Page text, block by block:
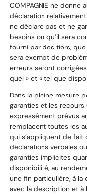
COMPAGNIE ne donne
déclaration relativement
ne déclare pas et ne
besoins ou qu’il sera
fourni par des tiers, que
sera exempt de
erreurs seront
quel » et « tel que
Dans la pleine mesure
garanties et les recours
expressément prévus
remplacent toutes les
qui s’appliquent de fait
déclarations verbales
garanties implicites
disponibilité, au
une fin particulière, à la
avec la description et à